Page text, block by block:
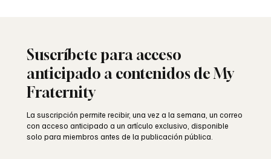
Suscríbete para acceso
anticipado a contenidos de My
Fraternity
La suscripción permite recibir, una vez a la semana, un correo
con acceso anticipado a un artículo exclusivo, disponible
solo para miembros antes de la publicación pública.